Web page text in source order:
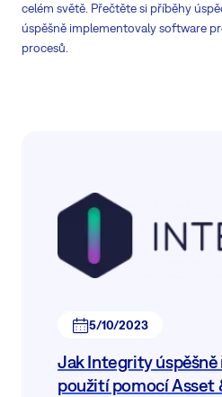
celém světě. Přečtěte si příběhy
úspěšně implementovaly software
procesů.
5/10/2023
Jak Integrity
použití pomocí Asset